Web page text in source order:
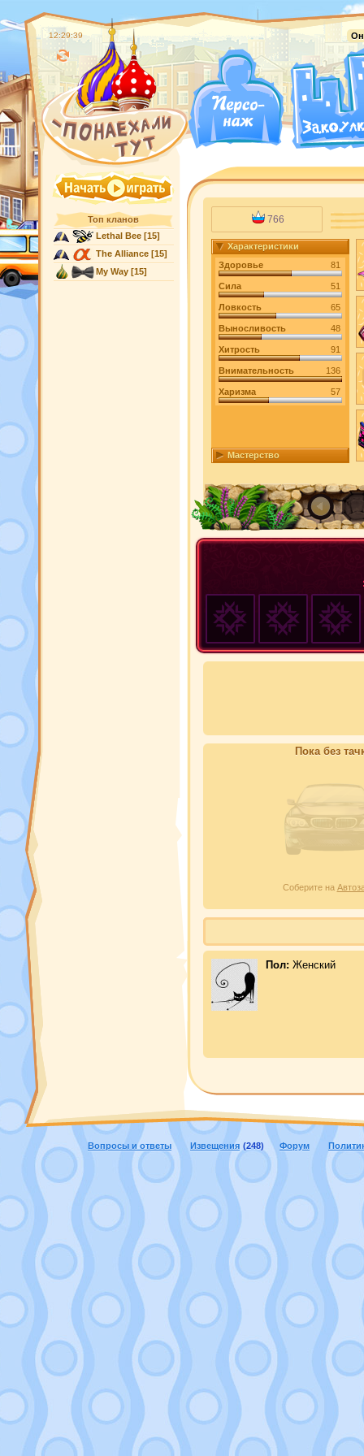
12:29:40
Топ кланов
Lethal Bee[15]
The Alliance[15]
My Way[15]
766
Характеристики
Здоровье
81
Сила 51
Ловкость 65
Выносливость 48
Хитрость 91
Внимательность 136
Харизма 57
Мастерство
Пока без
Соберите на
Пол: Женский
Вопросы и ответы Извещения (248) Форум